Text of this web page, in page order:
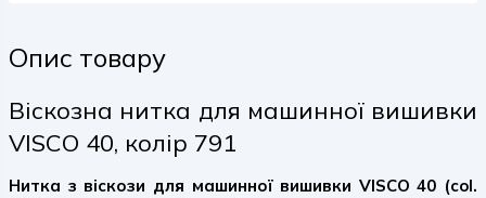
Опис товару
Віскозна нитка для машинної вишивки
VISCO 40, колір 791
Нитка з віскози для машинної вишивки VISCO 40 (col.